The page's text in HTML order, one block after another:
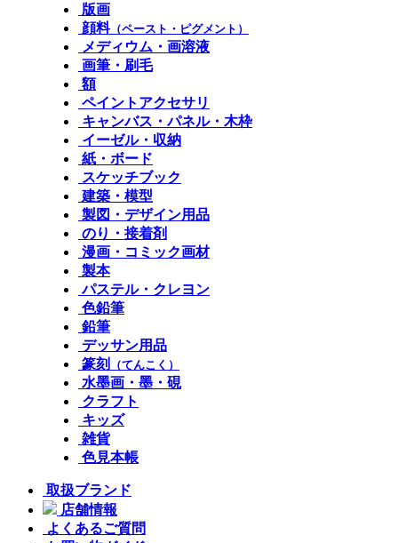
版画
顔料（ペースト・ピグメント）
メディウム・画溶液
画筆・刷毛
額
ペイントアクセサリ
キャンバス・パネル・木枠
イーゼル・収納
紙・ボード
スケッチブック
建築・模型
製図・デザイン用品
のり・接着剤
漫画・コミック画材
製本
パステル・クレヨン
色鉛筆
鉛筆
デッサン用品
篆刻
（てんこく）
水墨画・墨・硯
クラフト
キッズ
雑貨
色見本帳
取扱ブランド
店舗情報
よくあるご質問